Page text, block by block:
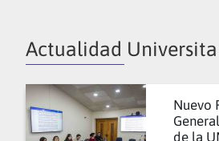
Actualidad
Nuevo
de la